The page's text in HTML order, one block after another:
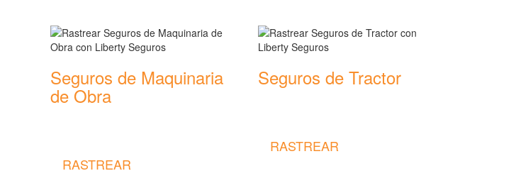
Seguros de Maquinaria
de Obra
RASTREAR
Seguros de Tractor
RASTREAR